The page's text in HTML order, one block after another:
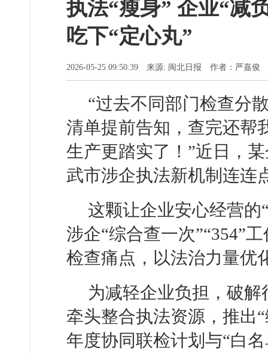
执法“瘦身” 企业“减
吃下“定心丸”
2026-05-25 09:50:39 来源: 闽北日报 作者：严嘉俊
“过去不同部门检查分
清单提前告知，查完还帮
生产更踏实了！”近日，
武市涉企执法新机制连连
这颗让企业安心经营的
涉企“综合查一次”“354”
检查痛点，以法治力量优
为减轻企业负担，破
牵头整合执法资源，推出
年度协同联检计划与“白